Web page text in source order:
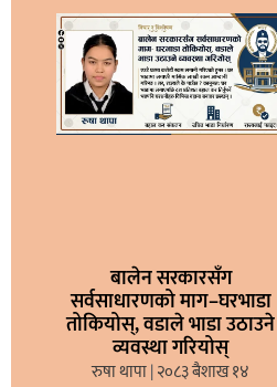
बालेन सरकारसँग
सर्वसाधारणको माग–घरभाडा
तोकियोस्, वडाले भाडा उठाउने
व्यवस्था गरियोस्
रुषा थापा २०८३ बैशाख १४